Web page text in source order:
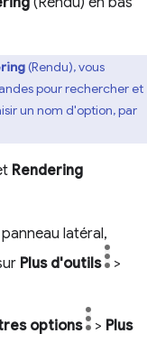
(Rendu), vous
pour rechercher et
un nom d'option, par
Rendering
latéral,
Plus d'outils
>
options > Plus